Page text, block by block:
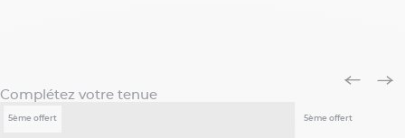
Complétez votre tenue
5ème offert 5ème offert